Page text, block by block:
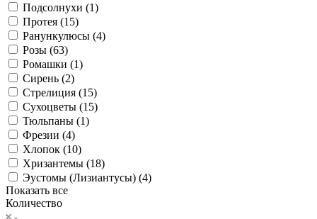
Подсолнухи (1)
Протея (15)
Ранункулюсы (4)
Розы (63)
Ромашки (1)
Сирень (2)
Стрелиция (15)
Сухоцветы (15)
Тюльпаны (1)
Фрезии (4)
Хлопок (10)
Хризантемы (18)
Эустомы (Лизиантусы) (4)
Показать все
Количество